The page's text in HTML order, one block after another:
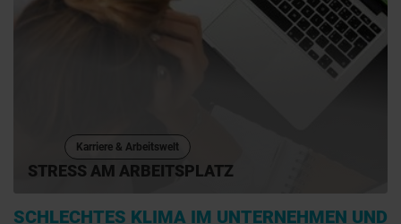
Karriere & Arbeitswelt
STRESS AM ARBEITSPLATZ
SCHLECHTES KLIMA IM UNTERNEHMEN UND